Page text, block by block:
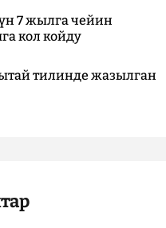
7 жылга чейин
кол койду
тилинде жазылган